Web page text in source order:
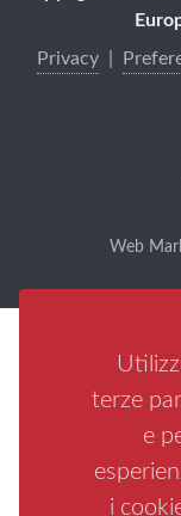
terze
e
i
Privacy
Web